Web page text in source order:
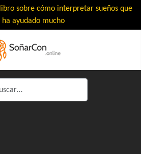
libro sobre cómo interpretar sueños que
ha ayudado mucho